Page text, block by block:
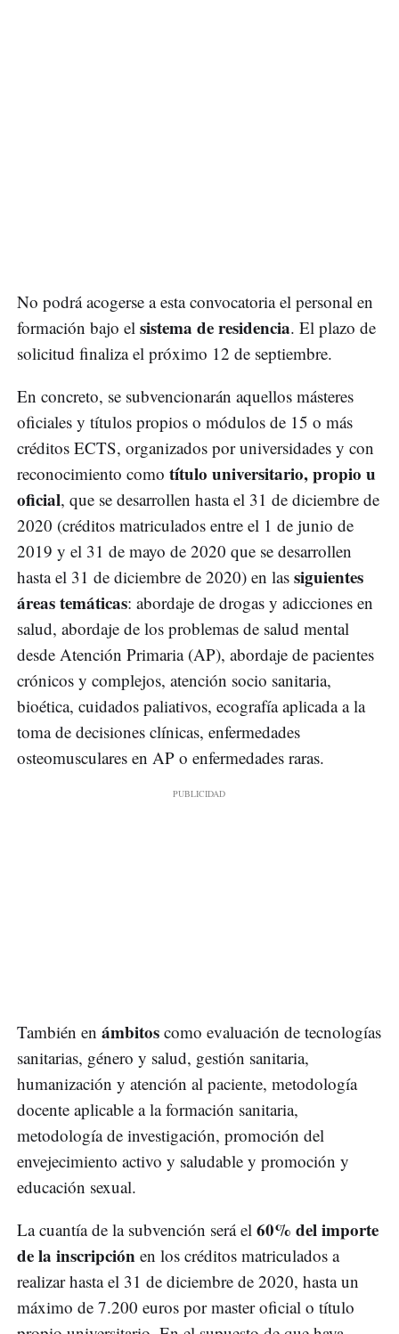
No podrá acogerse a esta convocatoria el personal en
formación bajo el sistema de residencia. El plazo de
solicitud finaliza el próximo 12 de septiembre.
En concreto, se subvencionarán aquellos másteres
oficiales y títulos propios o módulos de 15 o más
créditos ECTS, organizados por universidades y con
reconocimiento como título universitario, propio u
oficial, que se desarrollen hasta el 31 de diciembre de
2020 (créditos matriculados entre el 1 de junio de
2019 y el 31 de mayo de 2020 que se desarrollen
hasta el 31 de diciembre de 2020) en las siguientes
áreas temáticas: abordaje de drogas y adicciones en
salud, abordaje de los problemas de salud mental
desde Atención Primaria (AP), abordaje de pacientes
crónicos y complejos, atención socio sanitaria,
bioética, cuidados paliativos, ecografía aplicada a la
toma de decisiones clínicas, enfermedades
osteomusculares en AP o enfermedades raras.
También en ámbitos como evaluación de tecnologías
sanitarias, género y salud, gestión sanitaria,
humanización y atención al paciente, metodología
docente aplicable a la formación sanitaria,
metodología de investigación, promoción del
envejecimiento activo y saludable y promoción y
educación sexual.
La cuantía de la subvención será el 60% del importe
de la inscripción en los créditos matriculados a
realizar hasta el 31 de diciembre de 2020, hasta un
máximo de 7.200 euros por master oficial o título